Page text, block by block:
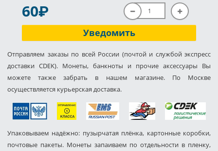
60P
Уведомить
Отправляем заказы по всей России (почтой и службой экспресс
доставки CDEK). Монеты, банкноты и прочие аксессуары Вы
можете также забрать в нашем магазине. По Москве
осуществляется курьерская доставка.
Упаковываем надёжно: пузырчатая плёнка, картонные коробки,
почтовые пакеты. Монеты запаиваем по отдельности в пленку,